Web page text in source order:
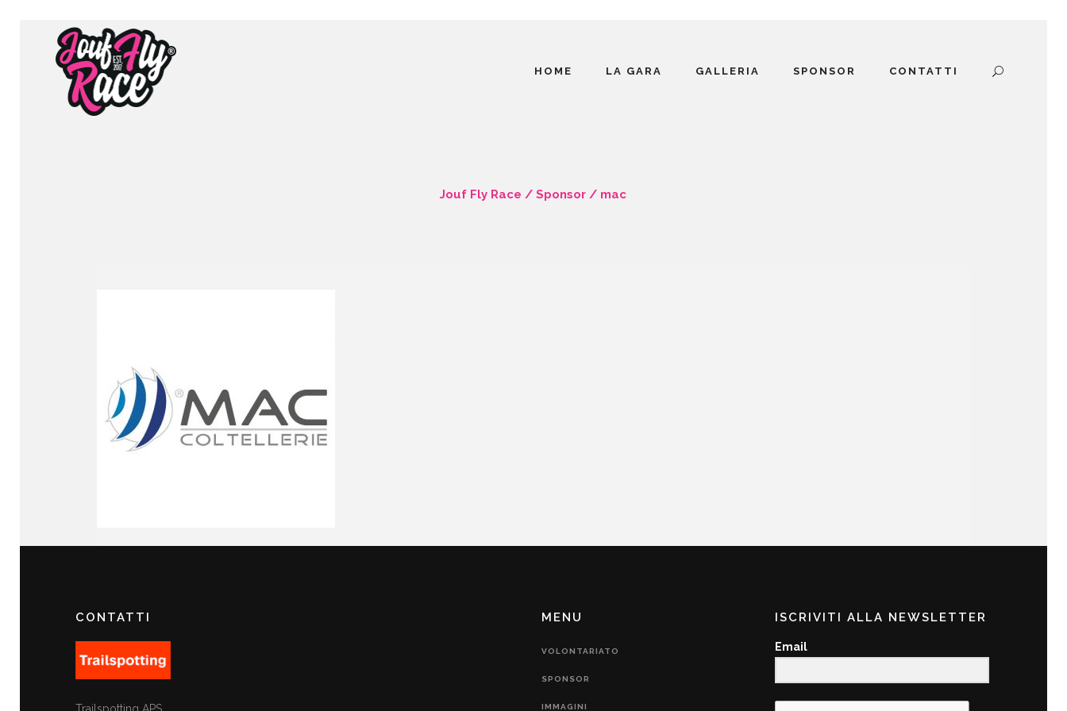
HOME LA GARA GALLERIA SPONSOR CONTATTI
Jouf Fly Race /Sponsor / mac
CONTATTI MENU
VOLONTARIATO
SPONSOR
IMMAGINI
ISCRIVITI ALLA NEWSLETTER
Email